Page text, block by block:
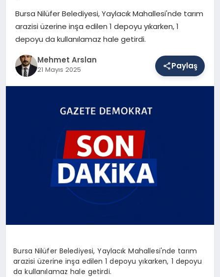
MAGAZIN
Bursa Nilüfer Belediyesi, Yaylacık Mahallesi'nde tarım
arazisi üzerine inşa edilen 1 depoyu yıkarken, 1
depoyu da kullanılamaz hale getirdi.
Mehmet Arslan
21 Mayıs 2025 Paylaş
Bursa Nilüfer Belediyesi, Yaylacık Mahallesi'nde tarım
arazisi üzerine inşa edilen 1 depoyu yıkarken, 1 depoyu
da kullanılamaz hale getirdi.